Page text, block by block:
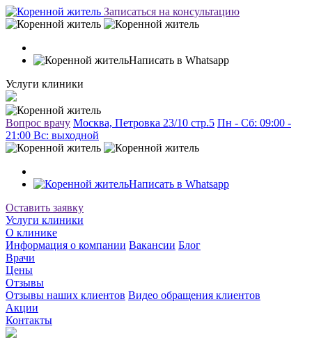
Записаться на консультацию
Написать в Whatsapp
Услуги клиники
Вопрос врачу Москва, Петровка 23/10 стр.5 Пн - Сб: 09:00 -
21:00 Вc: выходной
Написать в Whatsapp
Оставить заявку
Услуги клиники
О клинике
Информация о компании Вакансии Блог
Врачи
Цены
Отзывы
Отзывы наших клиентов Видео обращения клиентов
Акции
Контакты